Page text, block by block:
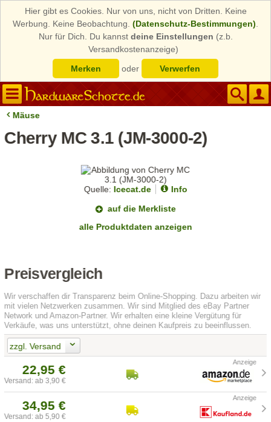
Hier gibt es Cookies. Nur von uns, nicht von Dritten. Keine
Werbung. Keine Beobachtung. (Datenschutz-Bestimmungen)
Nur für Dich. Du kannst deine Einstellungen (z.b.
Versandkostenanzeige)
Merken
oder Verwerfen
Mäuse
Cherry MC 3.1 (JM-3000-2)
Quelle: Icecat.de
Info
auf die Merkliste
alle Produktdaten anzeigen
Preisvergleich
Wir verschaffen dir Transparenz beim Online-Shopping. Dazu arbeiten wir
mit vielen Netzwerken zusammen. Wir sind Mitglied des eBay Partner
Network und Amazon-Partner. Wir erhalten eine kleine Vergütung für
Verkäufe, was uns unterstützt, ohne deinen Kaufpreis zu beeinflussen.
zzgl. Versand
22,95 €
Versand: ab 3,90 €
34,95 €
Versand: ab 5,90 €